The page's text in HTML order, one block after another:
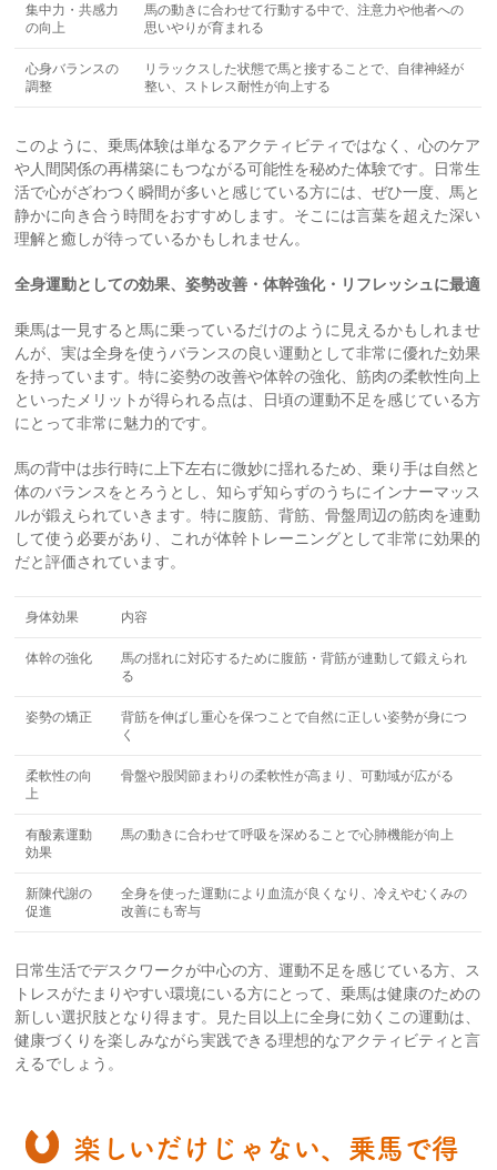
集中力・共感力
の向上
馬の動きに合わせて行動する中で、注意力や他者への
思いやりが育まれる
心身バランスの
調整
リラックスした状態で馬と接することで、自律神経が
整い、ストレス耐性が向上する
このように、乗馬体験は単なるアクティビティではなく、心のケア
や人間関係の再構築にもつながる可能性を秘めた体験です。日常生
活で心がざわつく瞬間が多いと感じている方には、ぜひ一度、馬と
静かに向き合う時間をおすすめします。そこには言葉を超えた深い
理解と癒しが待っているかもしれません。
全身運動としての効果、姿勢改善・体幹強化・リフレッシュに最適
乗馬は一見すると馬に乗っているだけのように見えるかもしれませ
んが、実は全身を使うバランスの良い運動として非常に優れた効果
を持っています。特に姿勢の改善や体幹の強化、筋肉の柔軟性向上
といったメリットが得られる点は、日頃の運動不足を感じている方
にとって非常に魅力的です。
馬の背中は歩行時に上下左右に微妙に揺れるため、乗り手は自然と
体のバランスをとろうとし、知らず知らずのうちにインナーマッス
ルが鍛えられていきます。特に腹筋、背筋、骨盤周辺の筋肉を連動
して使う必要があり、これが体幹トレーニングとして非常に効果的
だと評価されています。
身体効果 内容
体幹の強化
馬の揺れに対応するために腹筋・背筋が連動して鍛えられ
る
姿勢の矯正
背筋を伸ばし重心を保つことで自然に正しい姿勢が身につ
く
柔軟性の向
上
骨盤や股関節まわりの柔軟性が高まり、可動域が広がる
有酸素運動
効果
馬の動きに合わせて呼吸を深めることで心肺機能が向上
新陳代謝の
促進
全身を使った運動により血流が良くなり、冷えやむくみの
改善にも寄与
日常生活でデスクワークが中心の方、運動不足を感じている方、ス
トレスがたまりやすい環境にいる方にとって、乗馬は健康のための
新しい選択肢となり得ます。見た目以上に全身に効くこの運動は、
健康づくりを楽しみながら実践できる理想的なアクティビティと言
えるでしょう。
楽しいだけじゃない、乗馬で得